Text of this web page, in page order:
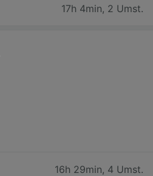
17h 4min, 2 Umst.
16h 29min, 4 Umst.